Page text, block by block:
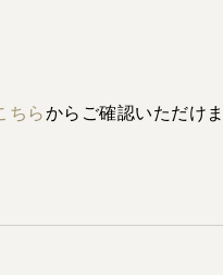
ちらからご確認いただけま